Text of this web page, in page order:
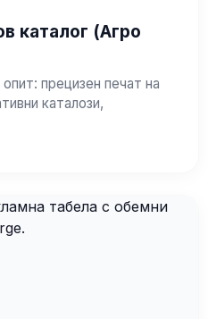
каталог (Агро
прецизен печат на
каталози,